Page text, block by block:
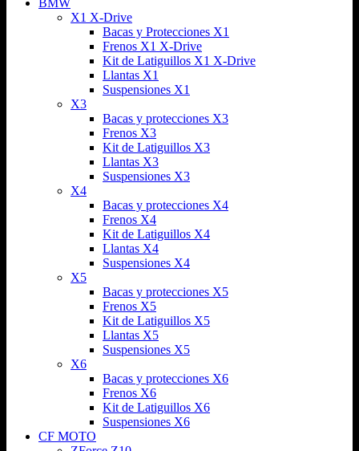
BMW
X1 X-Drive
Bacas y Protecciones X1
Frenos X1 X-Drive
Kit de Latiguillos X1 X-Drive
Llantas X1
Suspensiones X1
X3
Bacas y protecciones X3
Frenos X3
Kit de Latiguillos X3
Llantas X3
Suspensiones X3
X4
Bacas y protecciones X4
Frenos X4
Kit de Latiguillos X4
Llantas X4
Suspensiones X4
X5
Bacas y protecciones X5
Frenos X5
Kit de Latiguillos X5
Llantas X5
Suspensiones X5
X6
Bacas y protecciones X6
Frenos X6
Kit de Latiguillos X6
Suspensiones X6
CF MOTO